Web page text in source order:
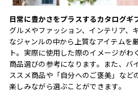
日常に豊かさをプラスするカタログギ
グルメやファッション、インテリア、
なジャンルの中から上質なアイテムを
ト。実際に使用した際のイメージがわ
商品選びの参考になります。また、バ
ススメ商品や「自分へのご褒美」など
楽しみながら選ぶことができます。